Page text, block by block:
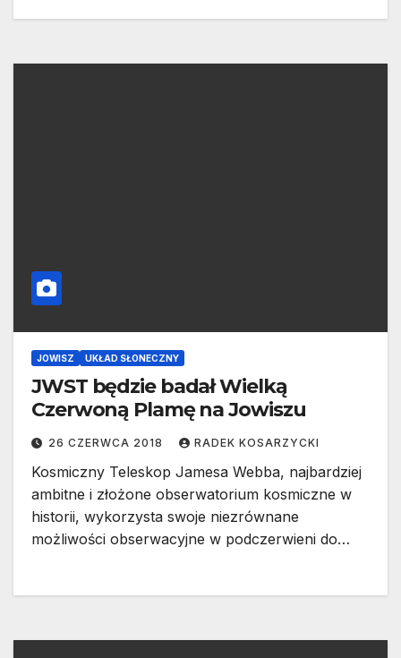
JOWISZ UKŁAD SŁONECZNY
JWST będzie badał Wielką
Czerwoną Plamę na Jowiszu
26 CZERWCA 2018 RADEK KOSARZYCKI
Kosmiczny Teleskop Jamesa Webba, najbardziej
ambitne i złożone obserwatorium kosmiczne w
historii, wykorzysta swoje niezrównane
możliwości obserwacyjne w podczerwieni do…